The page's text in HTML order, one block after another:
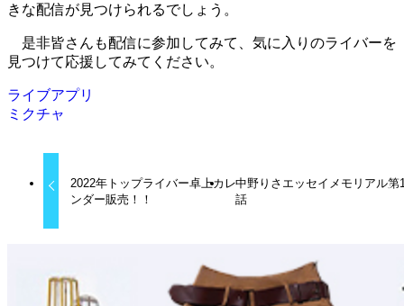
きな配信が見つけられるでしょう。
是非皆さんも配信に参加してみて、気に入りのライバーを
見つけて応援してみてください。
ライブアプリ
ミクチャ
2022年トップライバー卓上カレ
ンダー販売！！
中野りさエッセイメモリアル第
話